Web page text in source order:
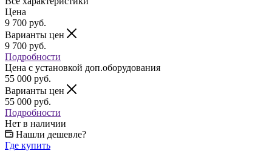
Цена
9 700 руб.
Варианты цен
9 700 руб.
Подробности
Цена c установкой доп.оборудования
55 000 руб.
Варианты цен
55 000 руб.
Подробности
Нет в наличии
Нашли дешевле?
Где купить